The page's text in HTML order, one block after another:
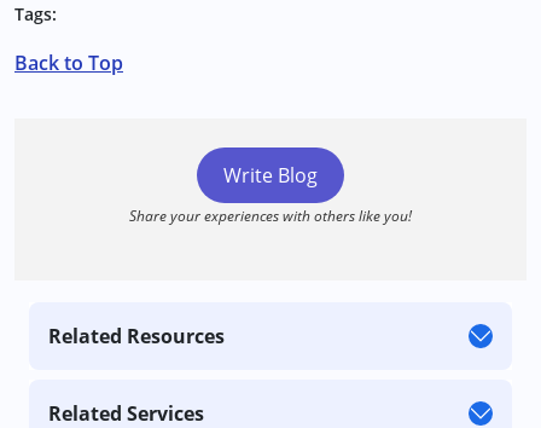
Tags:
Back to Top
Write Blog
Share your experiences with others like you!
Related Resources
Related Services